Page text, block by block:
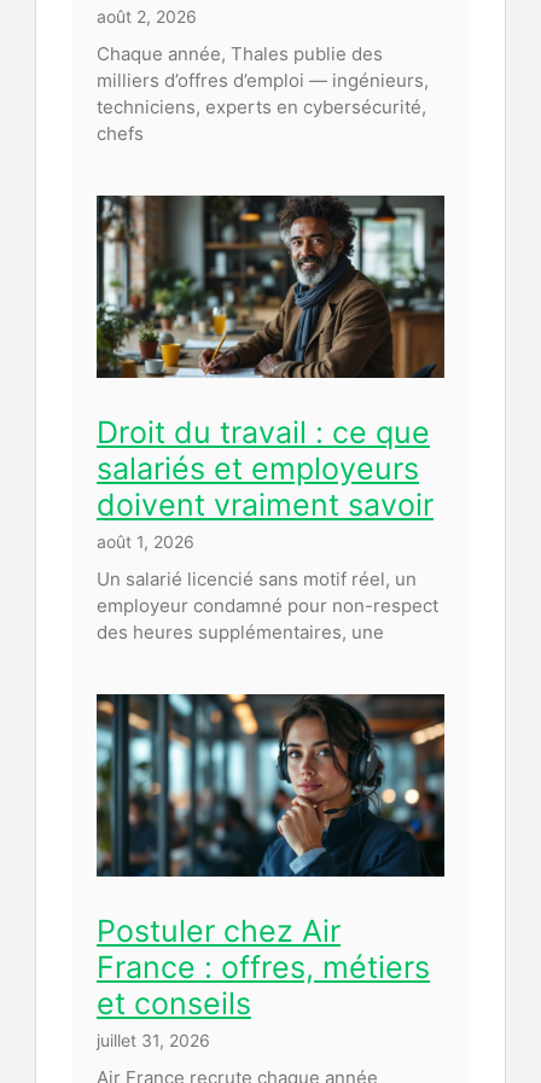
août 2, 2026
Chaque année, Thales publie des
milliers d’offres d’emploi — ingénieurs,
techniciens, experts en cybersécurité,
chefs
Droit du travail : ce que
salariés et employeurs
doivent vraiment savoir
août 1, 2026
Un salarié licencié sans motif réel, un
employeur condamné pour non-respect
des heures supplémentaires, une
Postuler chez Air
France : offres, métiers
et conseils
juillet 31, 2026
Air France recrute chaque année